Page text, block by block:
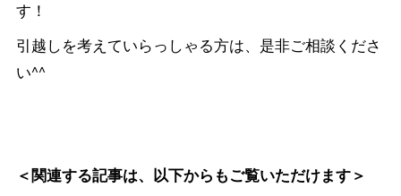
す！
引越しを考えていらっしゃる方は、是非ご相談くださ
い^^
＜関連する記事は、以下からもご覧いただけます＞